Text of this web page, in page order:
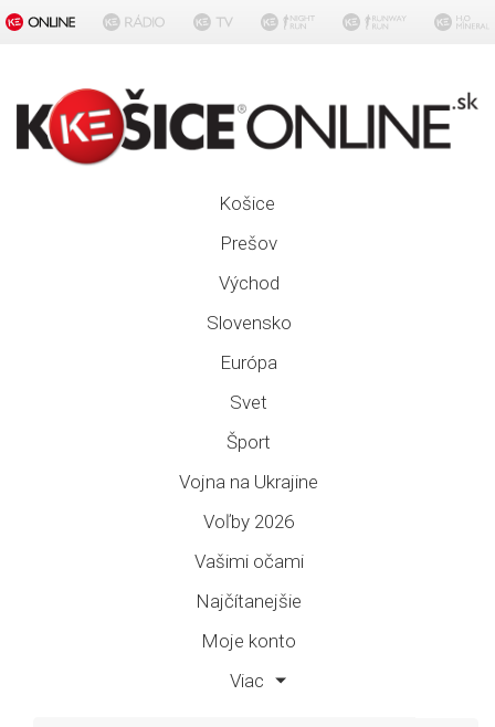
Košice
Prešov
Východ
Slovensko
Európa
Svet
Šport
Vojna na Ukrajine
Voľby 2026
Vašimi očami
Najčítanejšie
Moje konto
Viac